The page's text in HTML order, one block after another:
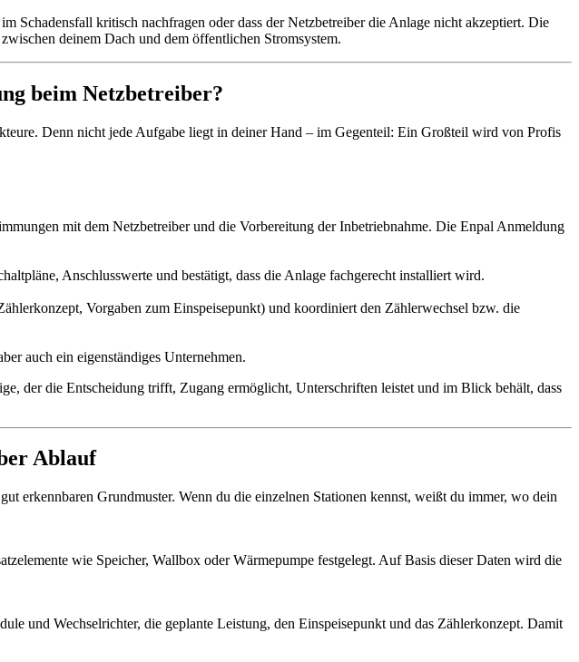
Schadensfall kritisch nachfragen oder dass der Netzbetreiber die Anlage nicht akzeptiert. Die
deinem Dach und dem öffentlichen Stromsystem.
beim Netzbetreiber?
Denn nicht jede Aufgabe liegt in deiner Hand – im Gegenteil: Ein Großteil wird von Profis
mit dem Netzbetreiber und die Vorbereitung der Inbetriebnahme. Die Enpal Anmeldung
Anschlusswerte und bestätigt, dass die Anlage fachgerecht installiert wird.
Vorgaben zum Einspeisepunkt) und koordiniert den Zählerwechsel bzw. die
auch ein eigenständiges Unternehmen.
der die Entscheidung trifft, Zugang ermöglicht, Unterschriften leistet und im Blick behält, dass
Ablauf
erkennbaren Grundmuster. Wenn du die einzelnen Stationen kennst, weißt du immer, wo dein
wie Speicher, Wallbox oder Wärmepumpe festgelegt. Auf Basis dieser Daten wird die
und Wechselrichter, die geplante Leistung, den Einspeisepunkt und das Zählerkonzept. Damit